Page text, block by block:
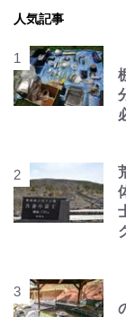
人気記事